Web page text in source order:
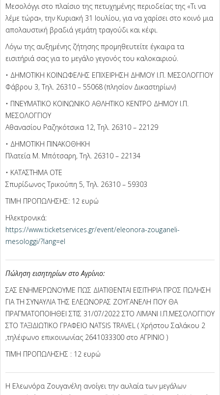
Μεσολόγγι στο πλαίσιο της πετυχημένης περιοδείας της «Τι να
λέμε τώρα», την Κυριακή 31 Ιουλίου, για να χαρίσει στο κοινό μια
απολαυστική βραδιά γεμάτη τραγούδι και κέφι.
Λόγω της αυξημένης ζήτησης προμηθευτείτε έγκαιρα τα
εισιτήριά σας για το μεγάλο γεγονός του καλοκαιριού.
• ΔΗΜΟΤΙΚΗ ΚΟΙΝΩΦΕΛΗΣ ΕΠΙΧΕΙΡΗΣΗ ΔΗΜΟΥ Ι.Π. ΜΕΣΟΛΟΓΓΙΟΥ
Φάβρου 3, Τηλ. 26310 – 55068 (πλησίον Δικαστηρίων)
• ΠΝΕΥΜΑΤΙΚΟ ΚΟΙΝΩΝΙΚΟ ΑΘΛΗΤΙΚΟ ΚΕΝΤΡΟ ΔΗΜΟΥ Ι.Π.
ΜΕΣΟΛΟΓΓΙΟΥ
Αθανασίου Ραζηκότσικα 12, Τηλ. 26310 – 22129
• ΔΗΜΟΤΙΚΗ ΠΙΝΑΚΟΘΗΚΗ
Πλατεία Μ. Μπότσαρη, Τηλ. 26310 – 22134
• ΚΑΤΑΣΤΗΜΑ ΟΤΕ
Σπυρίδωνος Τρικούπη 5, Τηλ. 26310 – 59303
ΤΙΜΗ ΠΡΟΠΩΛΗΣΗΣ: 12 ευρώ
Ηλεκτρονικά:
https://www.ticketservices.gr/event/eleonora-zouganeli-
mesologgi/?lang=el
Πώληση εισητηρίων στο Αγρίνιο:
ΣΑΣ ΕΝΗΜΕΡΩΝΟΥΜΕ ΠΩΣ ΔΙΑΤΙΘΕΝΤΑΙ ΕΙΣΙΤΗΡΙΑ ΠΡΟΣ ΠΩΛΗΣΗ
ΓΙΑ ΤΗ ΣΥΝΑΥΛΙΑ ΤΗΣ ΕΛΕΩΝΟΡΑΣ ΖΟΥΓΑΝΕΛΗ ΠΟΥ ΘΑ
ΠΡΑΓΜΑΤΟΠΟΙΗΘΕΙ ΣΤΙΣ 31/07/2022 ΣΤΟ ΛΙΜΑΝΙ Ι.Π.ΜΕΣΟΛΟΓΓΙΟΥ
ΣΤΟ ΤΑΞΙΔΙΩΤΙΚΟ ΓΡΑΦΕΙΟ ΝATSIS ΤRAVEL ( Χρήστου Σαλάκου 2
,τηλέφωνο επικοινωνίας 2641033300 στο ΑΓΡΙΝΙΟ )
ΤΙΜΗ ΠΡΟΠΩΛΗΣΗΣ : 12 ευρώ
Η Ελεωνόρα Ζουγανέλη ανοίγει την αυλαία των μεγάλων